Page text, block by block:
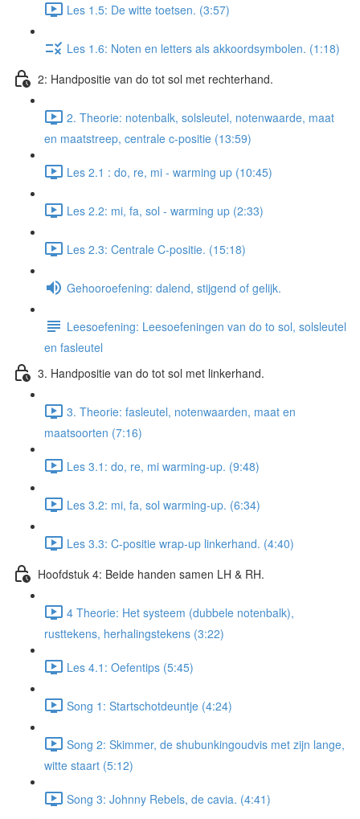
Les 1.5: De witte toetsen. (3:57)
Les 1.6: Noten en letters als akkoordsymbolen. (1:18)
2: Handpositie van do tot sol met rechterhand.
2. Theorie: notenbalk, solsleutel, notenwaarde, maat
en maatstreep, centrale c-positie (13:59)
Les 2.1 : do, re, mi - warming up (10:45)
Les 2.2: mi, fa, sol - warming up (2:33)
Les 2.3: Centrale C-positie. (15:18)
Gehooroefening: dalend, stijgend of gelijk.
Leesoefening: Leesoefeningen van do to sol, solsleutel
en fasleutel
3. Handpositie van do tot sol met linkerhand.
3. Theorie: fasleutel, notenwaarden, maat en
maatsoorten (7:16)
Les 3.1: do, re, mi warming-up. (9:48)
Les 3.2: mi, fa, sol warming-up. (6:34)
Les 3.3: C-positie wrap-up linkerhand. (4:40)
Hoofdstuk 4: Beide handen samen LH & RH.
4 Theorie: Het systeem (dubbele notenbalk),
rusttekens, herhalingstekens (3:22)
Les 4.1: Oefentips (5:45)
Song 1: Startschotdeuntje (4:24)
Song 2: Skimmer, de shubunkingoudvis met zijn lange,
witte staart (5:12)
Song 3: Johnny Rebels, de cavia. (4:41)